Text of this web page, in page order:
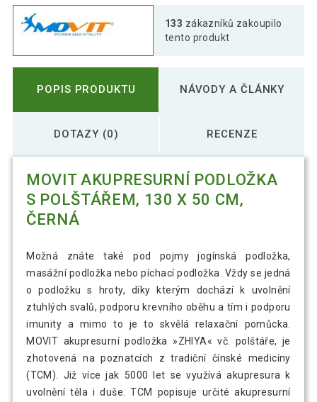
MOVIT Akupresurní podložka s
polštářem, 130x50 cm, oranžová
880 Kč
polštářem, 130x50 cm, petrolej
1 918 Kč
MOVIT Akupresurní podložka s
1 360 Kč
133 zákazníků zakoupilo
tento produkt
POPIS PRODUKTU NÁVODY A ČLÁNKY
DOTAZY (0) RECENZE
MOVIT AKUPRESURNÍ PODLOŽKA
S POLŠTÁŘEM, 130 X 50 CM,
ČERNÁ
Možná znáte také pod pojmy jogínská podložka,
masážní podložka nebo píchací podložka. Vždy se jedná
o podložku s hroty, díky kterým dochází k uvolnění
ztuhlých svalů, podporu krevního oběhu a tím i podporu
imunity a mimo to je to skvělá relaxační pomůcka.
MOVIT akupresurní podložka »ZHIYA« vč. polštáře, je
zhotovená na poznatcích z tradiční čínské medicíny
(TCM). Již více jak 5000 let se využívá akupresura k
uvolnění těla i duše. TCM popisuje určité akupresurní